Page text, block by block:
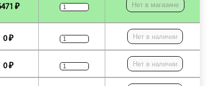
₽ Нет в магазине
0 ₽ Нет в наличии
0 ₽ Нет в наличии